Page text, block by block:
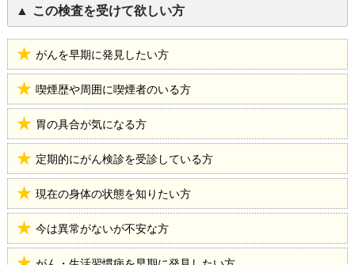
この検査を受けて欲しい方
がんを早期に発見したい方
喫煙歴や周囲に喫煙者のいる方
胃の具合が気になる方
定期的にがん検診を受診している方
現在の身体の状態を知りたい方
今は異常がないが不安な方